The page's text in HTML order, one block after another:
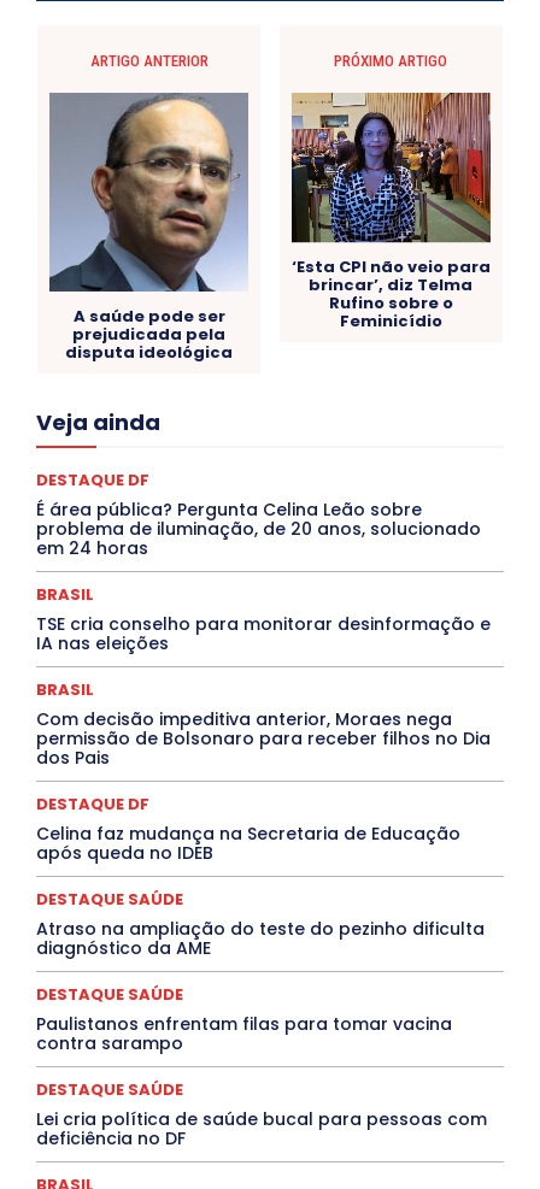
ARTIGO ANTERIOR
A saúde pode ser
prejudicada pela
disputa ideológica
PRÓXIMO ARTIGO
‘Esta CPI não veio para
brincar’, diz Telma
Rufino sobre o
Feminicídio
Veja ainda
Acre
Congressuanas & Esplanadumas
Covid-19
Crônica Política Crônicas
Cultura e Tal
DANÇA Dengue
Denuncia
DESTAQUE BRASIL
DESTAQUE DF
DESTAQUE SAÚDE
DESTAQUES OUTROS
Especial
Espírito Santo ESPORTE
ESTÁGIO
EVENTOS
Febre Oropouche
FILMES
Goiás
Jogos Online
JUDICIÁRIO LITERATURA
Maranhão
Marburg
Mato Grosso
Mato Grosso do Sul
MEIO AMBIENTE
MÚSICA
O Plantonista Opinião Oropouche
Pará
Paraíba
PROCESSO SELETIVO
PUBLIEDITORIAL
QUALIFICAÇÃO PROFISSIONAL
RESIDÊNCIA
Rio de Janeiro
Santa Catarina
Saúde Agora
TÁ FROID?
TEATRO TECNOLOGIA
TIC TAC
Tocantins
DESTAQUE DF
É área pública? Pergunta Celina Leão sobre
problema de iluminação, de 20 anos, solucionado
em 24 horas
BRASIL
TSE cria conselho para monitorar desinformação e
IA nas eleições
BRASIL
Com decisão impeditiva anterior, Moraes nega
permissão de Bolsonaro para receber filhos no Dia
dos Pais
DESTAQUE DF
Celina faz mudança na Secretaria de Educação
após queda no IDEB
DESTAQUE SAÚDE
Atraso na ampliação do teste do pezinho dificulta
diagnóstico da AME
DESTAQUE SAÚDE
Paulistanos enfrentam filas para tomar vacina
contra sarampo
DESTAQUE SAÚDE
Lei cria política de saúde bucal para pessoas com
deficiência no DF